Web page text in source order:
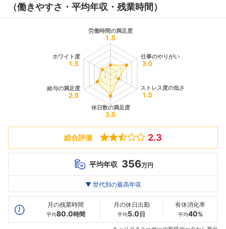
（働きやすさ・平均年収・残業時間）
総合評価 2.3
平均年収 356万円
最高年収
20代
--万
30代
356万
--万
▼ 世代別の最高年収
月の残業時間
平均80.0時間
月の休日出勤
平均5.0 日
有休消化率
平均40%